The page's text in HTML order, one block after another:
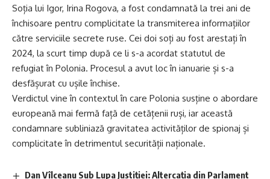
Soția lui Igor, Irina Rogova, a fost condamnată la trei ani de
închisoare pentru complicitate la transmiterea informațiilor
către serviciile secrete ruse. Cei doi soți au fost arestați în
2024, la scurt timp după ce li s-a acordat statutul de
refugiat în Polonia. Procesul a avut loc în ianuarie și s-a
desfășurat cu ușile închise.
Verdictul vine în contextul în care Polonia susține o abordare
europeană mai fermă față de cetățenii ruși, iar această
condamnare subliniază gravitatea activităților de spionaj și
complicitate în detrimentul securității naționale.
Dan Vîlceanu Sub Lupa Justiției: Altercația din Parlament